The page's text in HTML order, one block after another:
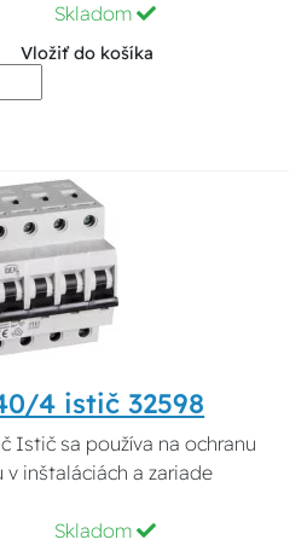
Skladom
Vložiť do košíka
4 istič 32598
Istič sa používa na ochranu
inštaláciách a zariade
Skladom